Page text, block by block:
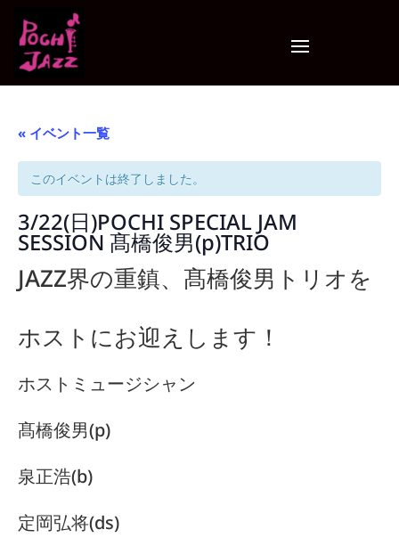
« イベント一覧
このイベントは終了しました。
3/22(日)POCHI SPECIAL JAM
SESSION 髙橋俊男(p)TRIO
JAZZ界の重鎮、髙橋俊男トリオを
ホストにお迎えします！
ホストミュージシャン
髙橋俊男(p)
泉正浩(b)
定岡弘将(ds)